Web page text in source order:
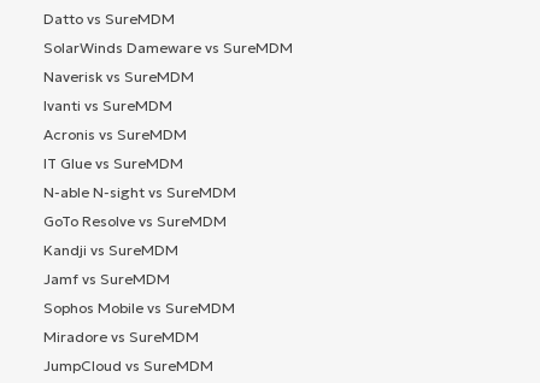
Datto vs SureMDM
SolarWinds Dameware vs SureMDM
Naverisk vs SureMDM
Ivanti vs SureMDM
Acronis vs SureMDM
IT Glue vs SureMDM
N-able N-sight vs SureMDM
GoTo Resolve vs SureMDM
Kandji vs SureMDM
Jamf vs SureMDM
Sophos Mobile vs SureMDM
Miradore vs SureMDM
JumpCloud vs SureMDM